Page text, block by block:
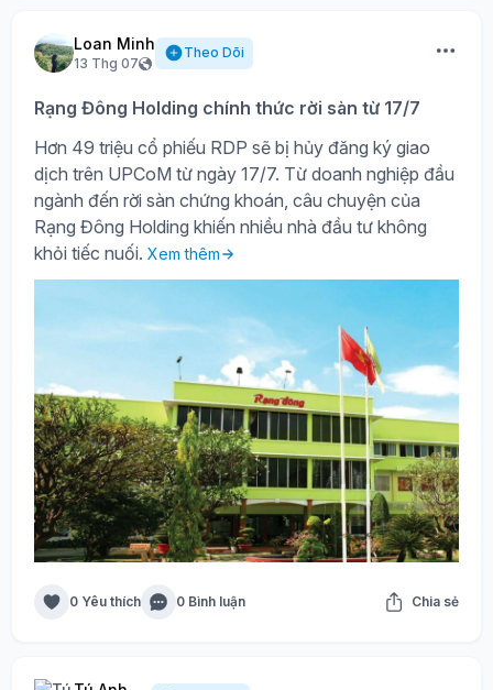
Loan Minh
13 Thg 07
Theo Dõi
Rạng Đông Holding chính thức rời sàn từ 17/7
Hơn 49 triệu cổ phiếu RDP sẽ bị hủy đăng ký giao
dịch trên UPCoM từ ngày 17/7. Từ doanh nghiệp đầu
ngành đến rời sàn chứng khoán, câu chuyện của
Rạng Đông Holding khiến nhiều nhà đầu tư không
khỏi tiếc nuối. Xem thêm
0 Yêu thích 0 Bình luận Chia sẻ